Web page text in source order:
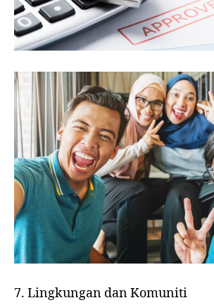
7. Lingkungan dan Komuniti